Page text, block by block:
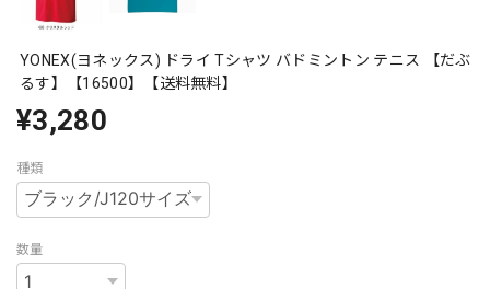
YONEX(ヨネックス) ドライ Tシャツ バドミントン テニス 【だぶ
るす】【16500】【送料無料】
¥3,280
種類
数量